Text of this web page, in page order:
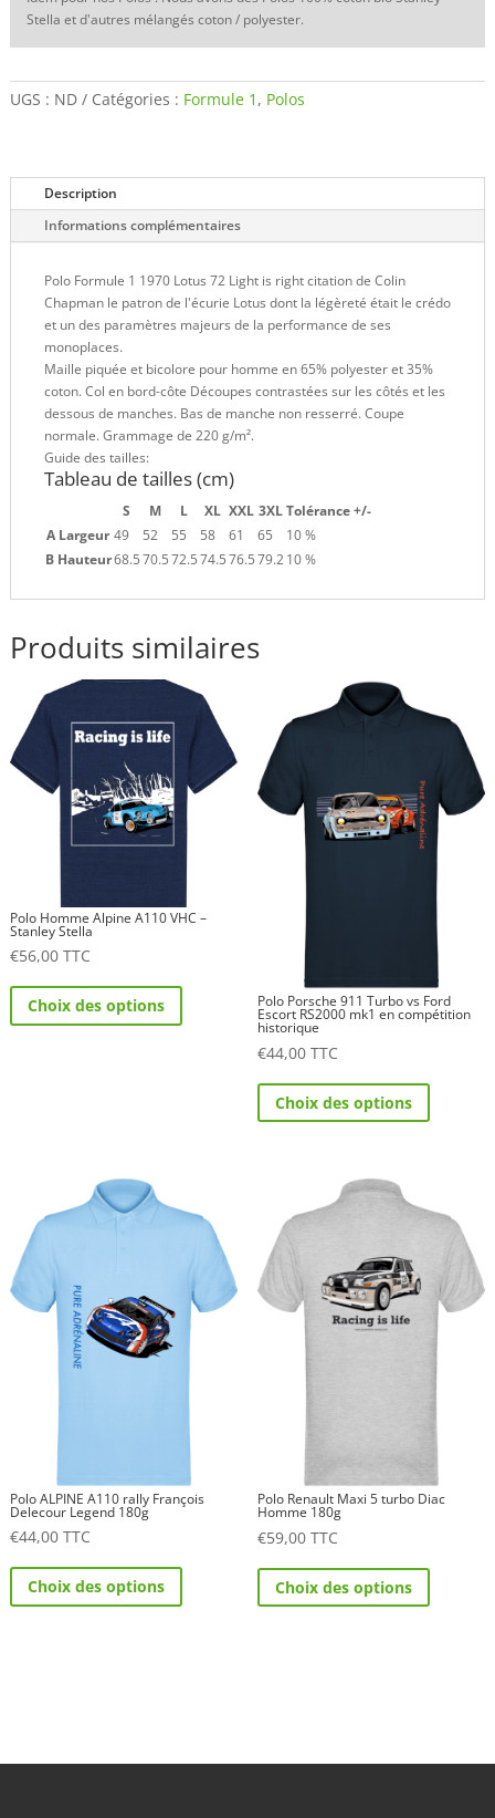
Stella et d'autres mélangés coton / polyester.
UGS : ND Catégories : Formule 1 , Polos
Description
Informations complémentaires
Polo Formule 1 1970 Lotus 72 Light is right citation de Colin
Chapman le patron de l'écurie Lotus dont la légèreté était le crédo
et un des paramètres majeurs de la performance de ses
monoplaces.
Maille piquée et bicolore pour homme en 65% polyester et 35%
coton. Col en bord-côte Découpes contrastées sur les côtés et les
dessous de manches. Bas de manche non resserré. Coupe
normale. Grammage de 220 g/m².
Guide des tailles:
Tableau de tailles (cm)
S M L XL XXL 3XLTolérance +/-
A Largeur 49 52 55 58 61 65
10 %
B Hauteur68.570.572.574.576.579.210 %
Produits similaires
Polo Homme Alpine A110 VHC –
Stanley Stella
€56,00 TTC
Choix des options
Ce
être
choisies
la
page
Polo Porsche 911 Turbo vs Ford
Escort RS2000 mk1 en compétition
historique
€44,00 TTC
Choix des options
Ce
options
peuvent
être
produit
Polo ALPINE A110 rally François
Delecour Legend 180g
€44,00 TTC
Choix des options
Ce
peuvent
Polo Renault Maxi 5 turbo Diac
Homme 180g
€59,00 TTC
Choix des options
Ce
peuvent